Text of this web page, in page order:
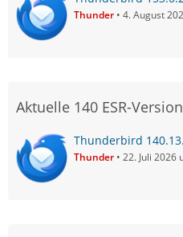
Thunder 4. August
Aktuelle 140 ESR-Version
Thunderbird
Thunder 22. Juli 2026